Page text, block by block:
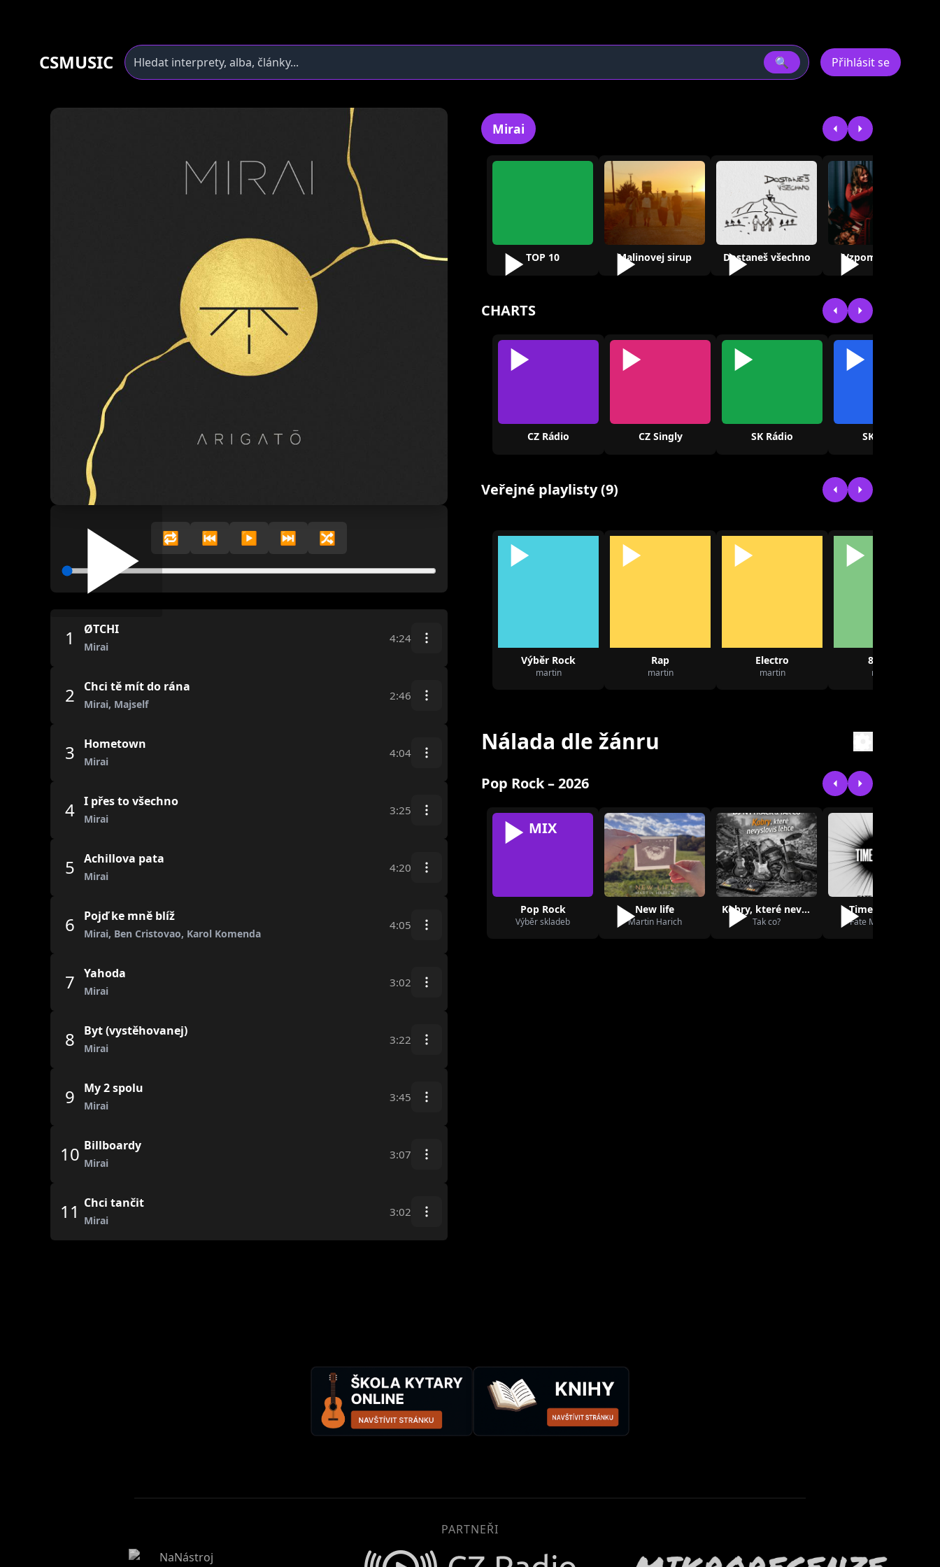
CSMUSIC 🔍 Přihlásit se
🔁 ⏮️ ▶️ ⏭️ 🔀
1 ØTCHI
Mirai
4:24
2 Chci tě mít do rána
Mirai, Majself
2:46
3 Hometown
Mirai
4:04
4 I přes to všechno
Mirai
3:25
5 Achillova pata
Mirai
4:20
6 Pojď ke mně blíž
Mirai, Ben Cristovao, Karol Komenda
4:05
7 Yahoda
Mirai
3:02
8 Byt (vystěhovanej)
Mirai
3:22
9 My 2 spolu
Mirai
3:45
10 Billboardy
Mirai
3:07
11 Chci tančit
Mirai
3:02
Mirai
TOP 10 Malinovej sirup Dostaneš všechno Vzpomeneš si?
CHARTS
CZ Rádio CZ Singly SK Rádio SK Singly
Veřejné playlisty (9)
Výběr Rock
martin
Rap
martin
Electro
martin
80 léta
martin
Nálada dle žánru
Pop Rock – 2026
MIX
Pop Rock
Výběr skladeb
New life
Martin Harich
Kobry, které nevyslovíš lehce (remix) (f…
Tak co?
Time is over
Fate Magazine
PARTNEŘI